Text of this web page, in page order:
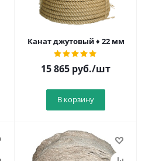
Канат джутовый ♦ 22 мм
15 865 руб./шт
В корзину